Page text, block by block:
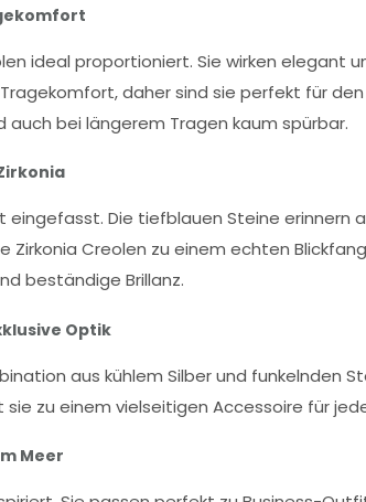
ideal proportioniert. Sie wirken elegant
daher sind sie perfekt für
auch bei längerem Tragen kaum spürbar.
eingefasst. Die tiefblauen Steine erinnern
Zirkonia Creolen zu einem echten
beständige Brillanz.
Optik
aus kühlem Silber und funkelnden
zu einem vielseitigen Accessoire für
Meer